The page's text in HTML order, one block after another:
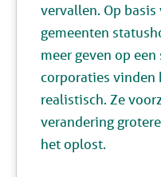
vervallen. Op
gemeenten
meer geven op
corporaties vinden
realistisch. Ze
verandering
het oplost.